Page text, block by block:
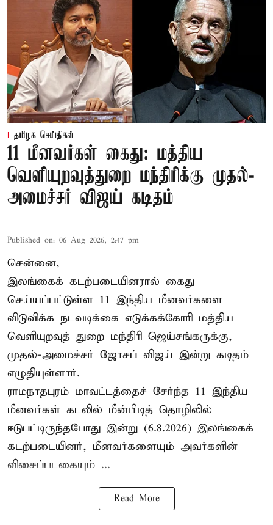
தமிழக செய்திகள்
11 மீனவர்கள் கைது: மத்திய
வெளியுறவுத்துறை மந்திரிக்கு முதல்-
அமைச்சர் விஜய் கடிதம்
Published on: 06 Aug 2026, 2:47 pm
சென்னை,
இலங்கைக் கடற்படையினரால் கைது
செய்யப்பட்டுள்ள 11 இந்திய மீனவர்களை
விடுவிக்க நடவடிக்கை எடுக்கக்கோரி மத்திய
வெளியுறவுத் துறை மந்திரி ஜெய்சங்கருக்கு,
முதல்-அமைச்சர் ஜோசப் விஜய் இன்று கடிதம்
எழுதியுள்ளார்.
ராமநாதபுரம் மாவட்டத்தைச் சேர்ந்த 11 இந்திய
மீனவர்கள் கடலில் மீன்பிடித் தொழிலில்
ஈடுபட்டிருந்தபோது இன்று (6.8.2026) இலங்கைக்
கடற்படையினர், மீனவர்களையும் அவர்களின்
விசைப்படகையும் ...
Read More